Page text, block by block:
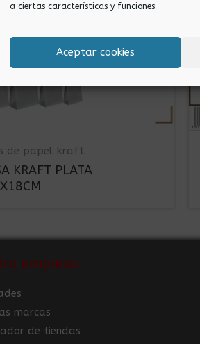
a ciertas características y funciones.
Aceptar cookies
de papel kraft
KRAFT PLATA
empresa
marcas
de tiendas